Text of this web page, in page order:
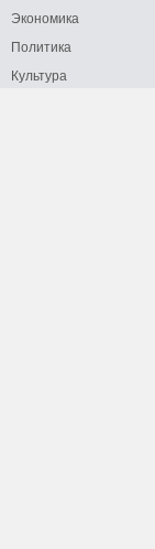
Экономика
Политика
Культура